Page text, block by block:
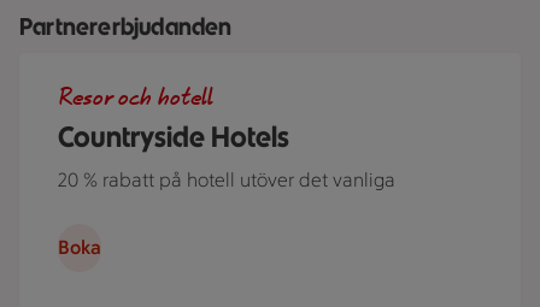
Partnererbjudanden
Countryside Hotels
Resor och hotell
20 % rabatt på hotell utöver det vanliga
Boka